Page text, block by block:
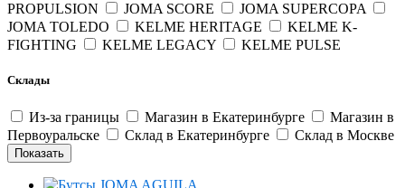
PROPULSION
JOMA SCORE
JOMA SUPERCOPA
JOMA TOLEDO
KELME HERITAGE
KELME K-
FIGHTING
KELME LEGACY KELME PULSE
Склады
Из-за границы Магазин в Екатеринбурге
Магазин в
Первоуральске
Склад в Екатеринбурге Склад в Москве